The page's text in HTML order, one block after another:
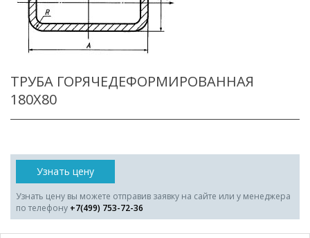
ТРУБА ГОРЯЧЕДЕФОРМИРОВАННАЯ
180X80
Узнать цену
Узнать цену вы можете отправив заявку на сайте или у менеджера
по телефону +7(499) 753-72-36